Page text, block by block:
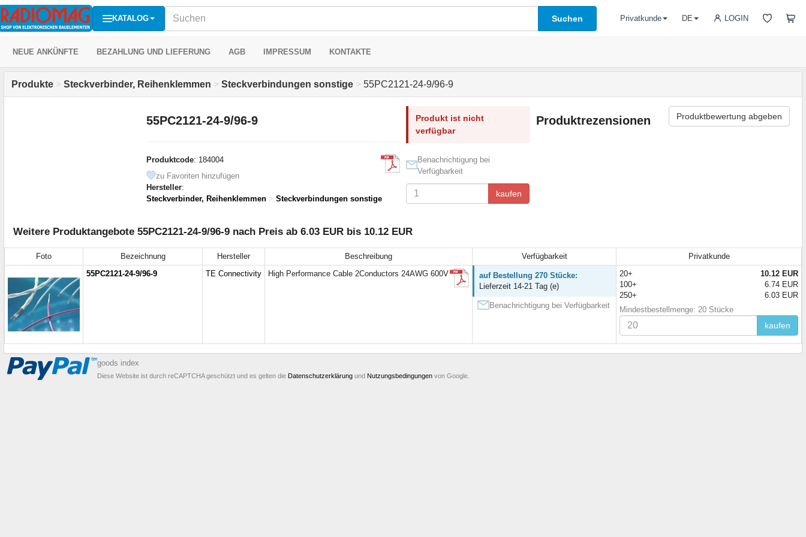
KATALOG Suchen LOGIN
Privatkunde DE
NEUE ANKÜNFTE BEZAHLUNG UND LIEFERUNG AGB IMPRESSUM KONTAKTE
Produkte > Steckverbinder, Reihenklemmen > Steckverbindungen sonstige > 55PC2121-24-9/96-9
55PC2121-24-9/96-9
Produktcode: 184004
zu Favoriten hinzufügen
Hersteller:
Steckverbinder, Reihenklemmen > Steckverbindungen sonstige
Produkt ist nicht
verfügbar
Benachrichtigung bei
Verfügbarkeit
kaufen
Produktrezensionen Produktbewertung abgeben
Weitere Produktangebote 55PC2121-24-9/96-9 nach Preis ab 6.03 EUR bis 10.12 EUR
Foto Bezeichnung Hersteller Beschreibung Verfügbarkeit
Privatkunde
55PC2121-24-9/96-9
TE Connectivity High Performance Cable 2Conductors 24AWG 600V
auf Bestellung 270 Stücke:
Lieferzeit 14-21 Tag (e)
Benachrichtigung bei Verfügbarkeit
20+
10.12 EUR
100+
6.74 EUR
250+
6.03 EUR
Mindestbestellmenge: 20 Stücke
kaufen
goods index
Diese Website ist durch reCAPTCHA geschützt und es gelten die Datenschutzerklärung und Nutzungsbedingungen von Google.